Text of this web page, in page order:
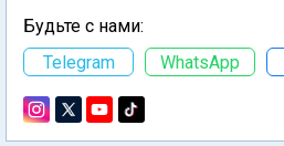
Будьте с нами:
Telegram
WhatsApp